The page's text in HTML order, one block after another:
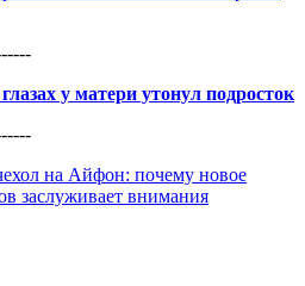
у матери утонул подросток
на Айфон: почему новое
заслуживает внимания